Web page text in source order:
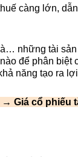
càng lớn,
những tài sản
để phân biệt
năng tạo ra
→ Giá cổ phiếu